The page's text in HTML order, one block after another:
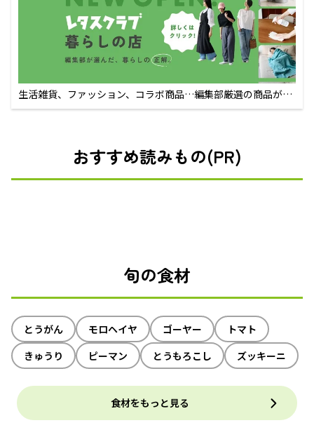
生活雑貨、ファッション、コラボ商品…編集部厳選の商品が買
えるECサイト
おすすめ読みもの(PR)
旬の食材
とうがん モロヘイヤ ゴーヤー
トマト
きゅうり
ピーマン とうもろこし ズッキーニ
食材をもっと見る